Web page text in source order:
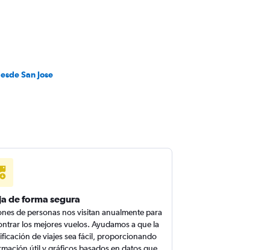
San Jose
de forma segura
de personas nos visitan anualmente para
los mejores vuelos. Ayudamos a que la
de viajes sea fácil, proporcionando